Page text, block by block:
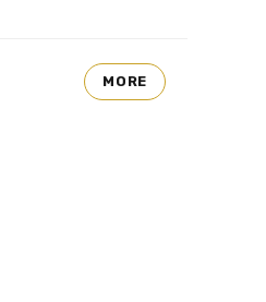
MORE